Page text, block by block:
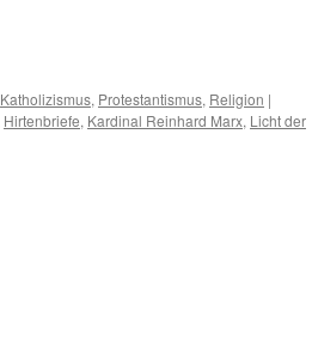
Katholizismus, Protestantismus, Religion |
Hirtenbriefe, Kardinal Reinhard Marx, Licht der